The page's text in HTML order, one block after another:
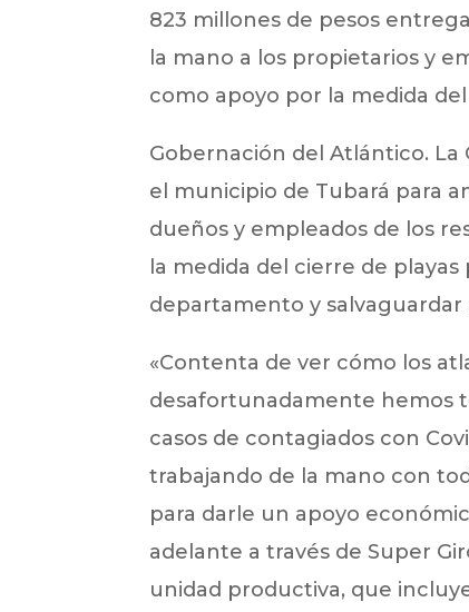
823 millones de pesos
la mano a los propietarios y
como apoyo por la medida
Gobernación del Atlántico. La
el municipio de Tubará para
dueños y empleados de los
la medida del cierre de
departamento y salvaguardar
«Contenta de ver cómo los
desafortunadamente hemos
casos de contagiados con
trabajando de la mano con
para darle un apoyo
adelante a través de Super
unidad productiva, que